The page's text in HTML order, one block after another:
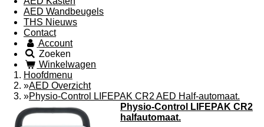
AED Wandbeugels
THS Nieuws
Contact
Account
Zoeken
Winkelwagen
Hoofdmenu
»AED Overzicht
»Physio-Control LIFEPAK CR2 AED Half-automaat.
Physio-Control LIFEPAK CR2
halfautomaat.